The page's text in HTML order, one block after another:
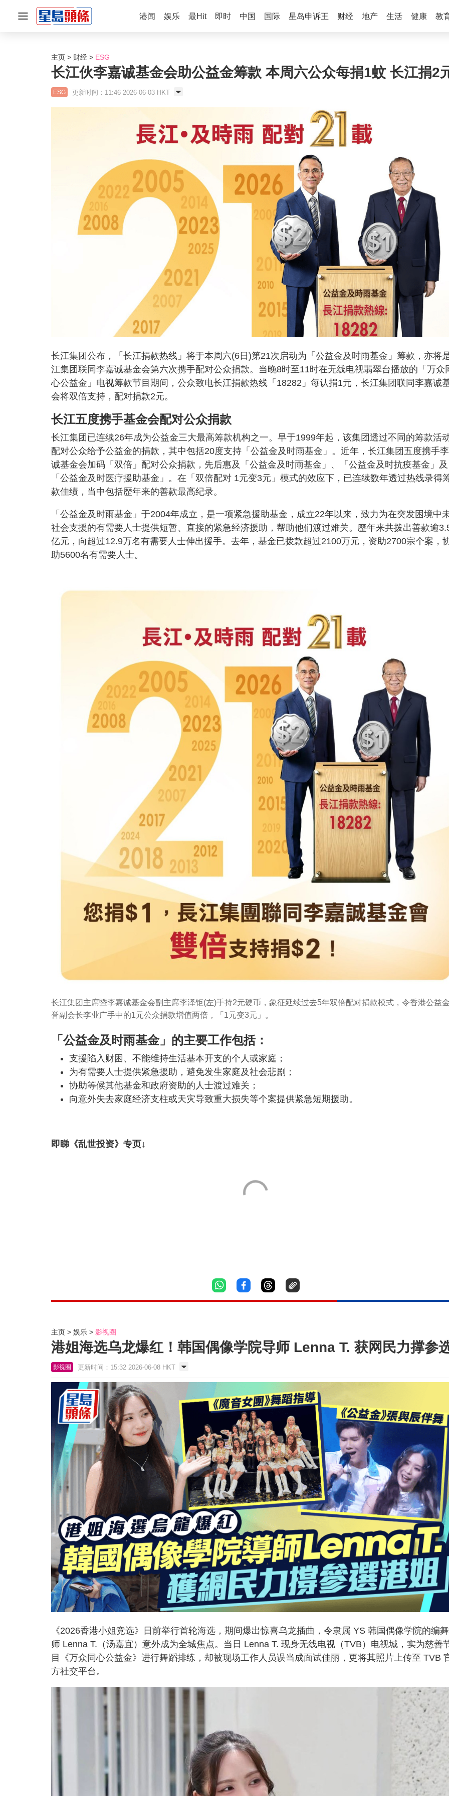
港闻 娱乐 最Hit 即时 中国 国际 星岛申诉王 财经 地产 生活 健康 教
主页 财经 ESG
长江伙李嘉诚基金会助公益金筹款 本周六公众每捐1蚊 长江捐2
ESG 更新时间：11:46 2026-06-03 HKT
长江集团公布，「长江捐款热线」将于本周六(6日)第21次启动为「公益金及时雨基金」筹款，亦将
江集团联同李嘉诚基金会第六次携手配对公众捐款。当晚8时至11时在无线电视翡翠台播放的「万众
心公益金」电视筹款节目期间，公众致电长江捐款热线「18282」每认捐1元，长江集团联同李嘉诚
会将双倍支持，配对捐款2元。
长江五度携手基金会配对公众捐款
长江集团已连续26年成为公益金三大最高筹款机构之一。早于1999年起，该集团透过不同的筹款活
配对公众给予公益金的捐款，其中包括20度支持「公益金及时雨基金」。近年，长江集团五度携手
诚基金会加码「双倍」配对公众捐款，先后惠及「公益金及时雨基金」、「公益金及时抗疫基金」及
「公益金及时医疗援助基金」。在「双倍配对 1元变3元」模式的效应下，已连续数年透过热线录得
款佳绩，当中包括歴年来的善款最高纪录。
「公益金及时雨基金」于2004年成立，是一项紧急援助基金，成立22年以来，致力为在突发困境中
社会支援的有需要人士提供短暂、直接的紧急经济援助，帮助他们渡过难关。歷年来共拨出善款逾
亿元，向超过12.9万名有需要人士伸出援手。去年，基金已拨款超过2100万元，资助2700宗个案，
助5600名有需要人士。
长江集团主席暨李嘉诚基金会副主席李泽钜(左)手持2元硬币，象征延续过去5年双倍配对捐款模式，令香港公益
誉副会长李业广手中的1元公众捐款增值两倍，「1元变3元」。
「公益金及时雨基金」的主要工作包括：
支援陷入财困、不能维持生活基本开支的个人或家庭；
为有需要人士提供紧急援助，避免发生家庭及社会悲剧；
协助等候其他基金和政府资助的人士渡过难关；
向意外失去家庭经济支柱或天灾导致重大损失等个案提供紧急短期援助。
即睇《乱世投资》专页↓
主页 娱乐 影视圈
港姐海选乌龙爆红！韩国偶像学院导师 Lenna T. 获网民力撑参
影视圈 更新时间：15:32 2026-06-08 HKT
《2026香港小姐竞选》日前举行首轮海选，期间爆出惊喜乌龙插曲，令隶属 YS 韩国偶像学院的编
师 Lenna T.（汤嘉宜）意外成为全城焦点。当日 Lenna T. 现身无线电视（TVB）电视城，实为慈善
目《万众同心公益金》进行舞蹈排练，却被现场工作人员误当成面试佳丽，更将其照片上传至 TVB
方社交平台。